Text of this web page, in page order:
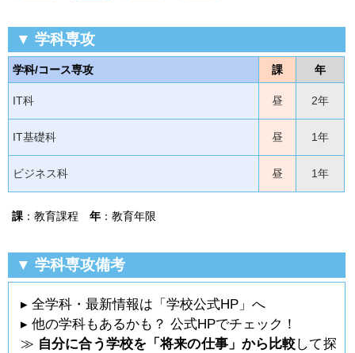
▼ 学科専攻
学科/コース専攻 課 年
IT科 昼 2年
IT基礎科 昼 1年
ビジネス科 昼 1年
課：教育課程 年 ：教育年限
▼ 学科専攻備考
▸ 全学科・最新情報は「学校公式HP」へ
▸ 他の学科もあるかも？ 公式HPでチェック！
≫ 自分に合う学校を「将来の仕事」から比較して探